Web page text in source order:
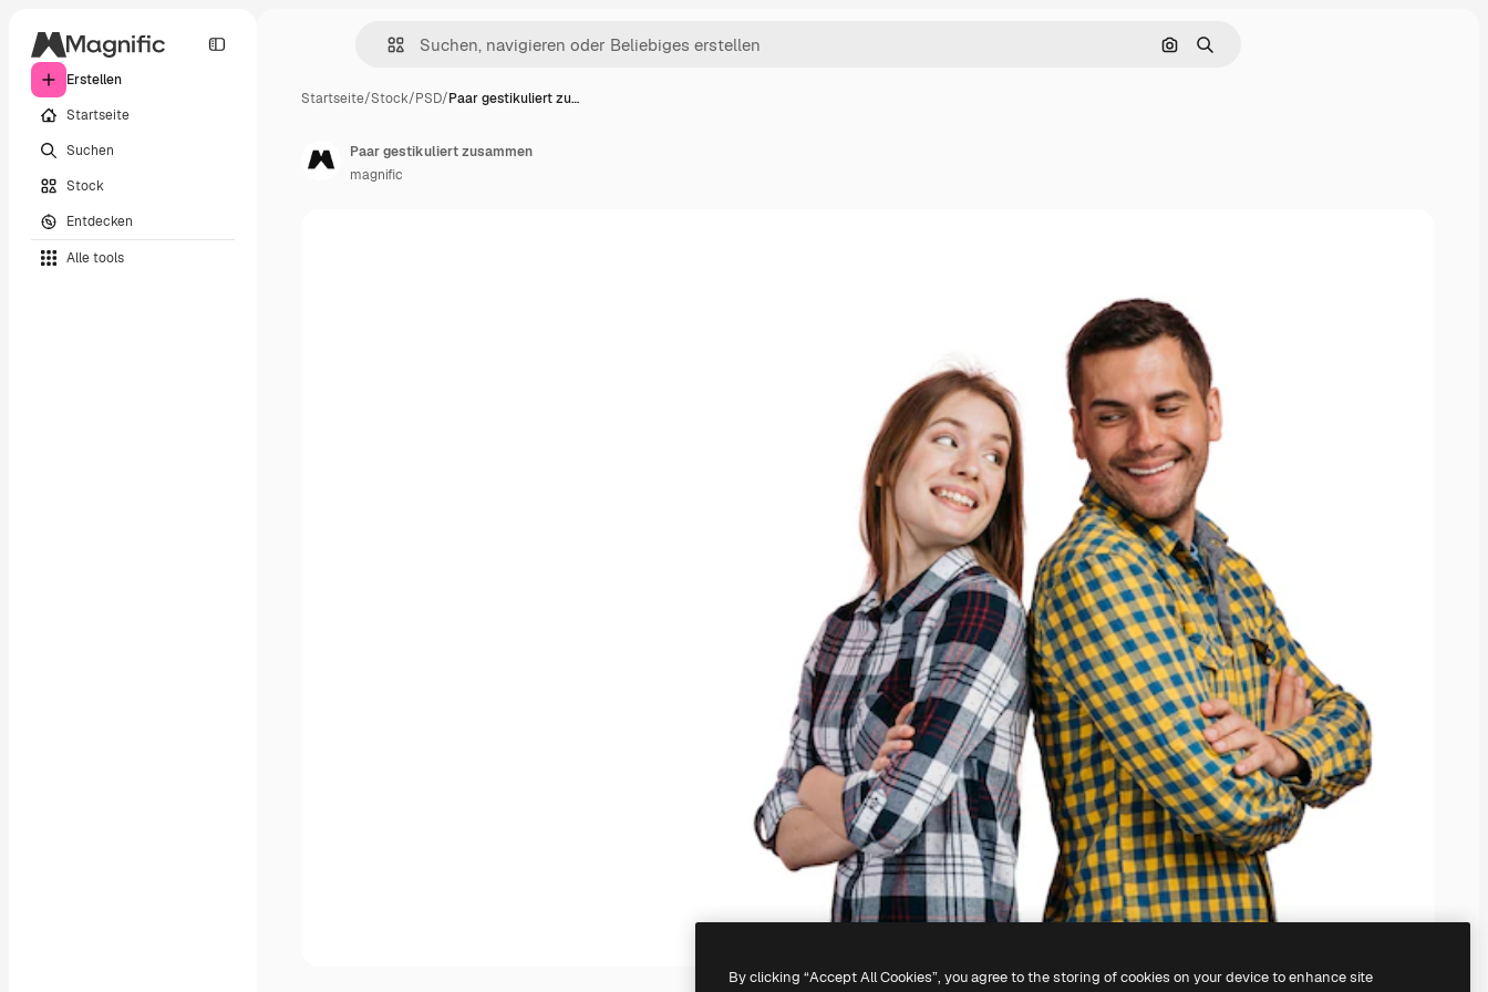
Erstellen
Startseite
Suchen
Stock
Entdecken
Alle tools
Nach Bild suchen
Suchen
Startseite/Stock/PSD/Paar gestikuliert zu…
Paar gestikuliert zusammen
magnific
By clicking “Accept All Cookies”, you agree to the storing of cookies on your device to enhance site